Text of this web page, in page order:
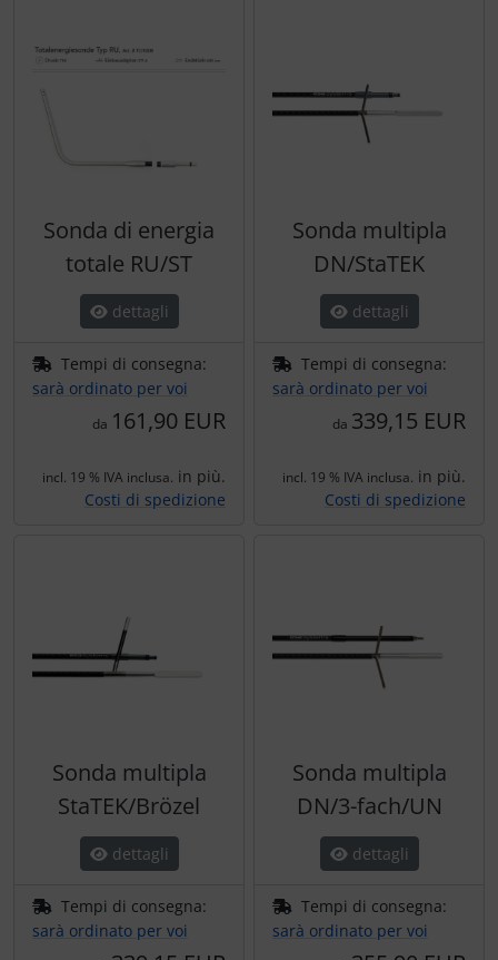
Sonda di energia
totale RU/ST
dettagli
Tempi di consegna:
sarà ordinato per voi
da 161,90 EUR
incl. 19 % IVA inclusa. in più.
Costi di spedizione
Sonda multipla
DN/StaTEK
dettagli
Tempi di consegna:
sarà ordinato per voi
da 339,15 EUR
incl. 19 % IVA inclusa. in più.
Costi di spedizione
Sonda multipla
StaTEK/Brözel
dettagli
Tempi di consegna:
sarà ordinato per voi
Sonda multipla
DN/3-fach/UN
dettagli
Tempi di consegna:
sarà ordinato per voi